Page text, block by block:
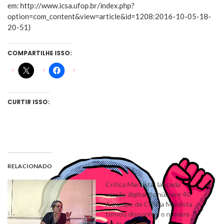
em: http://www.icsa.ufop.br/index.php?
option=com_content&view=article&id=1208:2016-10-05-18-
20-51)
COMPARTILHE ISSO:
CURTIR ISSO:
RELACIONADO
Crítica Marxista: lançada
versão digital do número 40
A equipe de Crítica Marxista
tornou disponível o número